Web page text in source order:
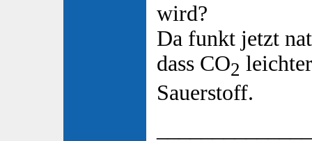
wird?
Da funkt jetzt
dass CO2
Sauerstoff.